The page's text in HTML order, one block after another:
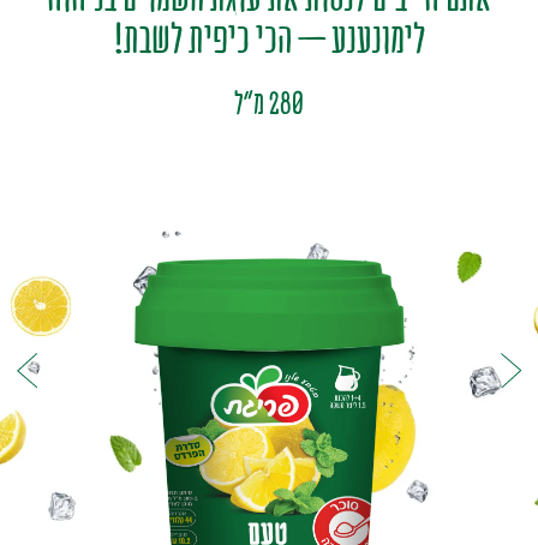
לימונענע – הכי כיפית לשבת!
280 מ"ל
סחוט / 100% מיץ
קפוא משקה קל